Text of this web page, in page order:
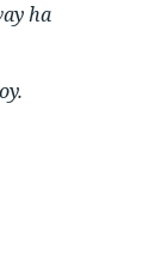
ha